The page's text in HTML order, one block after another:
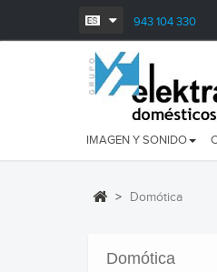
943 104 330
IMAGEN Y SONIDO
> Domótica
Domótica